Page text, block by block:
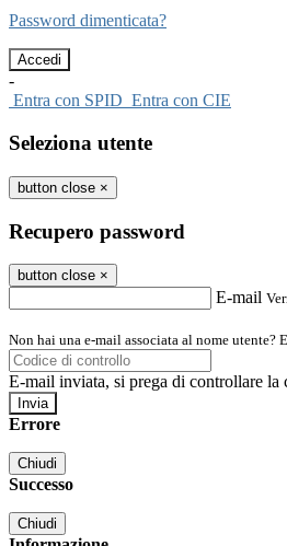
Password dimenticata?
-
Entra con SPID Entra con CIE
Seleziona utente
button close ×
Recupero password
button close ×
E-mail
Non hai una e-mail associata al nome utente?
E-mail inviata, si prega di controllare la
Errore
Chiudi
Successo
Chiudi